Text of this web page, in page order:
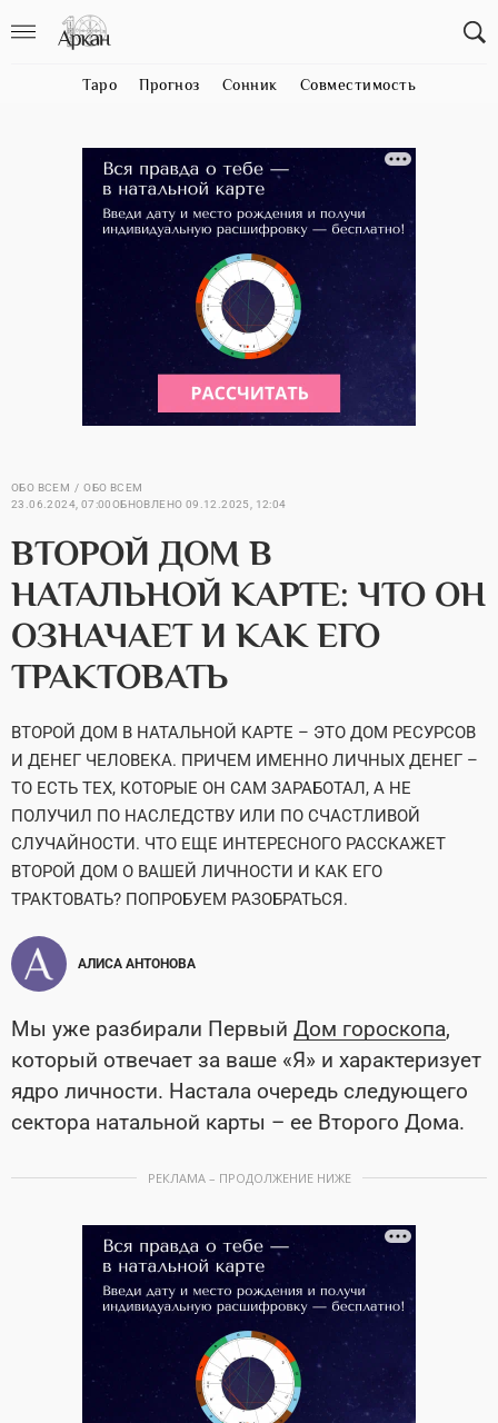
Таро Прогноз Сонник Совместимость
ОБО ВСЕМ
ОБО ВСЕМ
23.06.2024, 07:00ОБНОВЛЕНО 09.12.2025, 12:04
ВТОРОЙ ДОМ В
НАТАЛЬНОЙ КАРТЕ: ЧТО ОН
ОЗНАЧАЕТ И КАК ЕГО
ТРАКТОВАТЬ
ВТОРОЙ ДОМ В НАТАЛЬНОЙ КАРТЕ – ЭТО ДОМ РЕСУРСОВ
И ДЕНЕГ ЧЕЛОВЕКА. ПРИЧЕМ ИМЕННО ЛИЧНЫХ ДЕНЕГ –
ТО ЕСТЬ ТЕХ, КОТОРЫЕ ОН САМ ЗАРАБОТАЛ, А НЕ
ПОЛУЧИЛ ПО НАСЛЕДСТВУ ИЛИ ПО СЧАСТЛИВОЙ
СЛУЧАЙНОСТИ. ЧТО ЕЩЕ ИНТЕРЕСНОГО РАССКАЖЕТ
ВТОРОЙ ДОМ О ВАШЕЙ ЛИЧНОСТИ И КАК ЕГО
ТРАКТОВАТЬ? ПОПРОБУЕМ РАЗОБРАТЬСЯ.
АЛИСА АНТОНОВА
Мы уже разбирали Первый Дом гороскопа,
который отвечает за ваше «Я» и характеризует
ядро личности. Настала очередь следующего
сектора натальной карты – ее Второго Дома.
РЕКЛАМА – ПРОДОЛЖЕНИЕ НИЖЕ